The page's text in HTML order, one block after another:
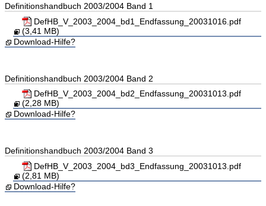
Definitionshandbuch 2003/2004 Band 1
DefHB_V_2003_2004_bd1_Endfassung_20031016.pdf
(3,41 MB)
Download-Hilfe?
Definitionshandbuch 2003/2004 Band 2
DefHB_V_2003_2004_bd2_Endfassung_20031013.pdf
(2,28 MB)
Download-Hilfe?
Definitionshandbuch 2003/2004 Band 3
DefHB_V_2003_2004_bd3_Endfassung_20031013.pdf
(2,81 MB)
Download-Hilfe?